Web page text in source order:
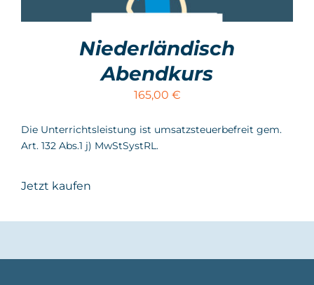
Niederländisch
Abendkurs
165,00 €
Die Unterrichtsleistung ist umsatzsteuerbefreit gem.
Art. 132 Abs.1 j) MwStSystRL.
Jetzt kaufen